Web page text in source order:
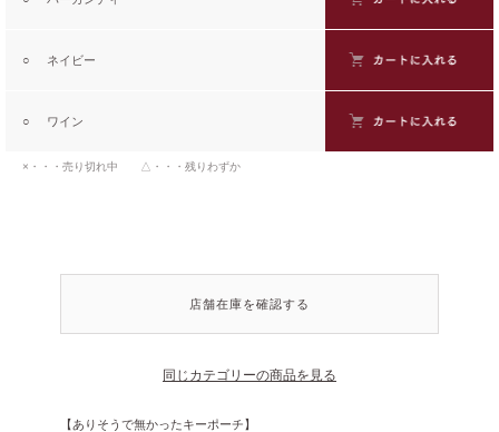
○ ネイビー
○ ワイン
×・・・売り切れ中 △・・・残りわずか
店舗在庫を確認する
同じカテゴリーの商品を見る
【ありそうで無かったキーポーチ】